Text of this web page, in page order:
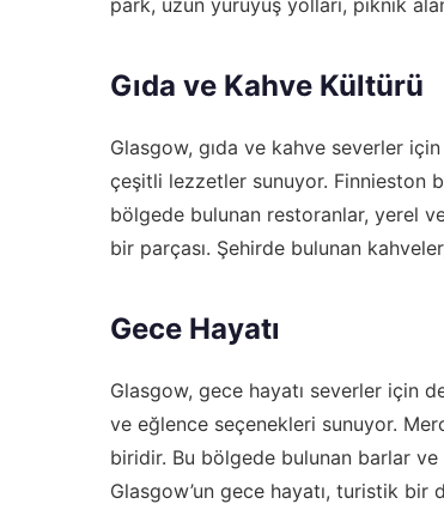
Gıda ve Kahve Kültürü
Glasgow, gıda ve kahve severler
çeşitli lezzetler sunuyor. Finnieston
bölgede bulunan restoranlar, yerel
bir parçası. Şehirde bulunan
Gece Hayatı
Glasgow, gece hayatı severler için
ve eğlence seçenekleri sunuyor.
biridir. Bu bölgede bulunan barlar
Glasgow’un gece hayatı, turistik